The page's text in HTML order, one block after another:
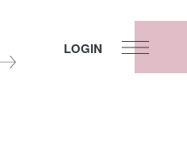
Other Fortune
LOGIN